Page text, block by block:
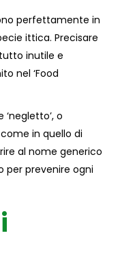
perfettamente in
ittica. Precisare
inutile e
nel ‘Food
‘negletto’, o
in quello di
al nome generico
per prevenire ogni